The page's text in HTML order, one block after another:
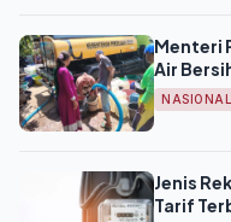
Menteri
Air
NASIONAL
Jenis
Tarif